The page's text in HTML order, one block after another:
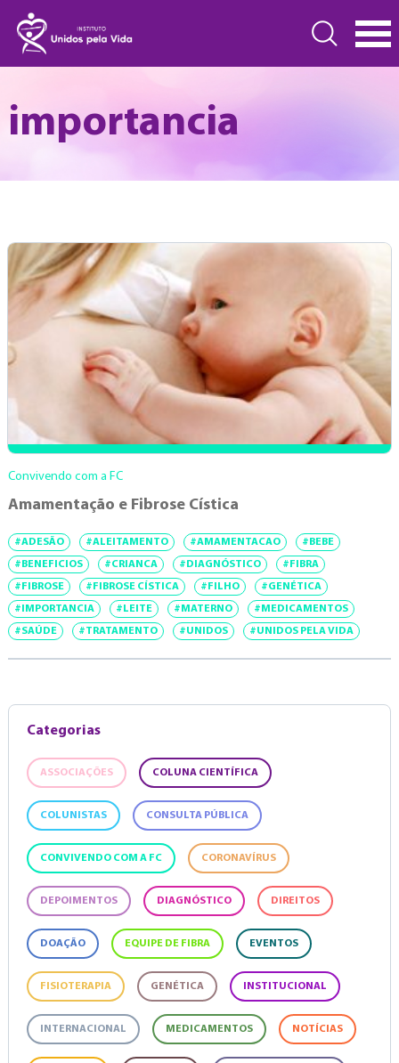
importancia
Convivendo com a FC
Amamentação e Fibrose Cística
#ADESÃO #ALEITAMENTO #AMAMENTACAO #BEBE
#BENEFICIOS #CRIANCA #DIAGNÓSTICO #FIBRA
#FIBROSE #FIBROSE CÍSTICA #FILHO #GENÉTICA
#IMPORTANCIA #LEITE #MATERNO #MEDICAMENTOS
#SAÚDE #TRATAMENTO #UNIDOS #UNIDOS PELA VIDA
Categorias
ASSOCIAÇÕES COLUNA CIENTÍFICA
COLUNISTAS CONSULTA PÚBLICA
CONVIVENDO COM A FC CORONAVÍRUS
DEPOIMENTOS DIAGNÓSTICO DIREITOS
DOAÇÃO EQUIPE DE FIBRA EVENTOS
FISIOTERAPIA GENÉTICA INSTITUCIONAL
INTERNACIONAL MEDICAMENTOS NOTÍCIAS